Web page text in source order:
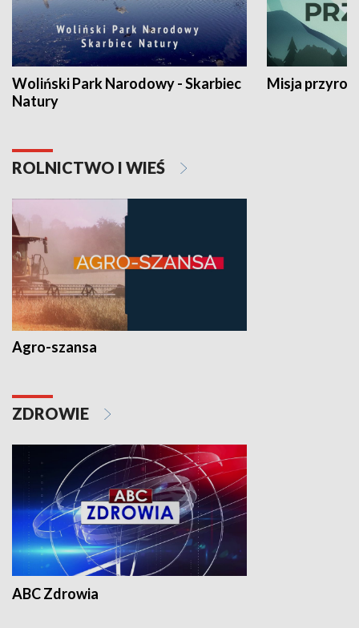
Woliński Park Narodowy - Skarbiec
Natury
Misja
ROLNICTWO I WIEŚ
Agro-szansa
ZDROWIE
ABC Zdrowia